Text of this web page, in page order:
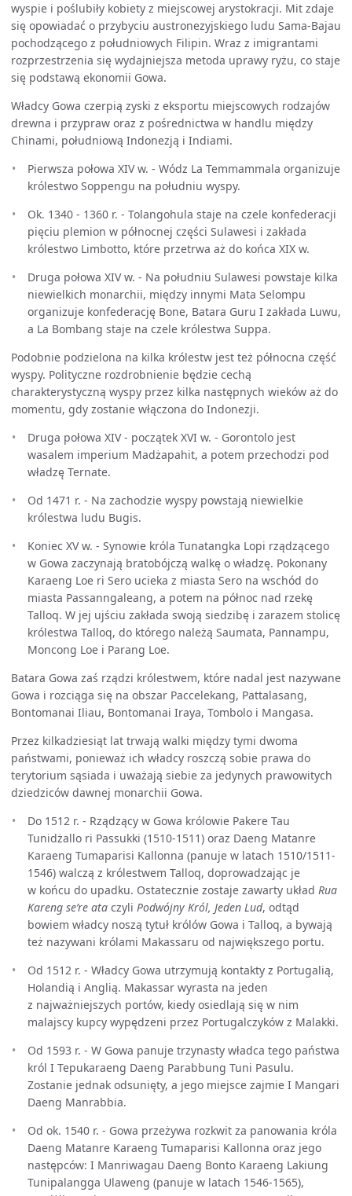
wyspie i poślubiły kobiety z miejscowej arystokracji. Mit zdaje
się opowiadać o przybyciu austronezyjskiego ludu Sama-Bajau
pochodzącego z południowych Filipin. Wraz z imigrantami
rozprzestrzenia się wydajniejsza metoda uprawy ryżu, co staje
się podstawą ekonomii Gowa.
Władcy Gowa czerpią zyski z eksportu miejscowych rodzajów
drewna i przypraw oraz z pośrednictwa w handlu między
Chinami, południową Indonezją i Indiami.
Pierwsza połowa XIV w. - Wódz La Temmammala organizuje
królestwo Soppengu na południu wyspy.
Ok. 1340 - 1360 r. - Tolangohula staje na czele konfederacji
pięciu plemion w północnej części Sulawesi i zakłada
królestwo Limbotto, które przetrwa aż do końca XIX w.
Druga połowa XIV w. - Na południu Sulawesi powstaje kilka
niewielkich monarchii, między innymi Mata Selompu
organizuje konfederację Bone, Batara Guru I zakłada Luwu,
a La Bombang staje na czele królestwa Suppa.
Podobnie podzielona na kilka królestw jest też północna część
wyspy. Polityczne rozdrobnienie będzie cechą
charakterystyczną wyspy przez kilka następnych wieków aż do
momentu, gdy zostanie włączona do Indonezji.
Druga połowa XIV - początek XVI w. - Gorontolo jest
wasalem imperium Madżapahit, a potem przechodzi pod
władzę Ternate.
Od 1471 r. - Na zachodzie wyspy powstają niewielkie
królestwa ludu Bugis.
Koniec XV w. - Synowie króla Tunatangka Lopi rządzącego
w Gowa zaczynają bratobójczą walkę o władzę. Pokonany
Karaeng Loe ri Sero ucieka z miasta Sero na wschód do
miasta Passanngaleang, a potem na północ nad rzekę
Talloq. W jej ujściu zakłada swoją siedzibę i zarazem stolicę
królestwa Talloq, do którego należą Saumata, Pannampu,
Moncong Loe i Parang Loe.
Batara Gowa zaś rządzi królestwem, które nadal jest nazywane
Gowa i rozciąga się na obszar Paccelekang, Pattalasang,
Bontomanai Iliau, Bontomanai Iraya, Tombolo i Mangasa.
Przez kilkadziesiąt lat trwają walki między tymi dwoma
państwami, ponieważ ich władcy roszczą sobie prawa do
terytorium sąsiada i uważają siebie za jedynych prawowitych
dziedziców dawnej monarchii Gowa.
Do 1512 r. - Rządzący w Gowa królowie Pakere Tau
Tunidżallo ri Passukki (1510-1511) oraz Daeng Matanre
Karaeng Tumaparisi Kallonna (panuje w latach 1510/1511-
1546) walczą z królestwem Talloq, doprowadzając je
w końcu do upadku. Ostatecznie zostaje zawarty układ Rua
Kareng se’re ata czyli Podwójny Król, Jeden Lud, odtąd
bowiem władcy noszą tytuł królów Gowa i Talloq, a bywają
też nazywani królami Makassaru od największego portu.
Od 1512 r. - Władcy Gowa utrzymują kontakty z Portugalią,
Holandią i Anglią. Makassar wyrasta na jeden
z najważniejszych portów, kiedy osiedlają się w nim
malajscy kupcy wypędzeni przez Portugalczyków z Malakki.
Od 1593 r. - W Gowa panuje trzynasty władca tego państwa
król I Tepukaraeng Daeng Parabbung Tuni Pasulu.
Zostanie jednak odsunięty, a jego miejsce zajmie I Mangari
Daeng Manrabbia.
Od ok. 1540 r. - Gowa przeżywa rozkwit za panowania króla
Daeng Matanre Karaeng Tumaparisi Kallonna oraz jego
następców: I Manriwagau Daeng Bonto Karaeng Lakiung
Tunipalangga Ulaweng (panuje w latach 1546-1565),